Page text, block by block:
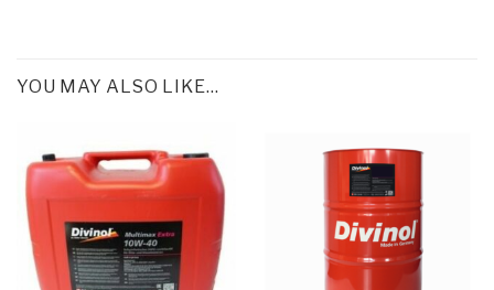
YOU MAY ALSO LIKE…